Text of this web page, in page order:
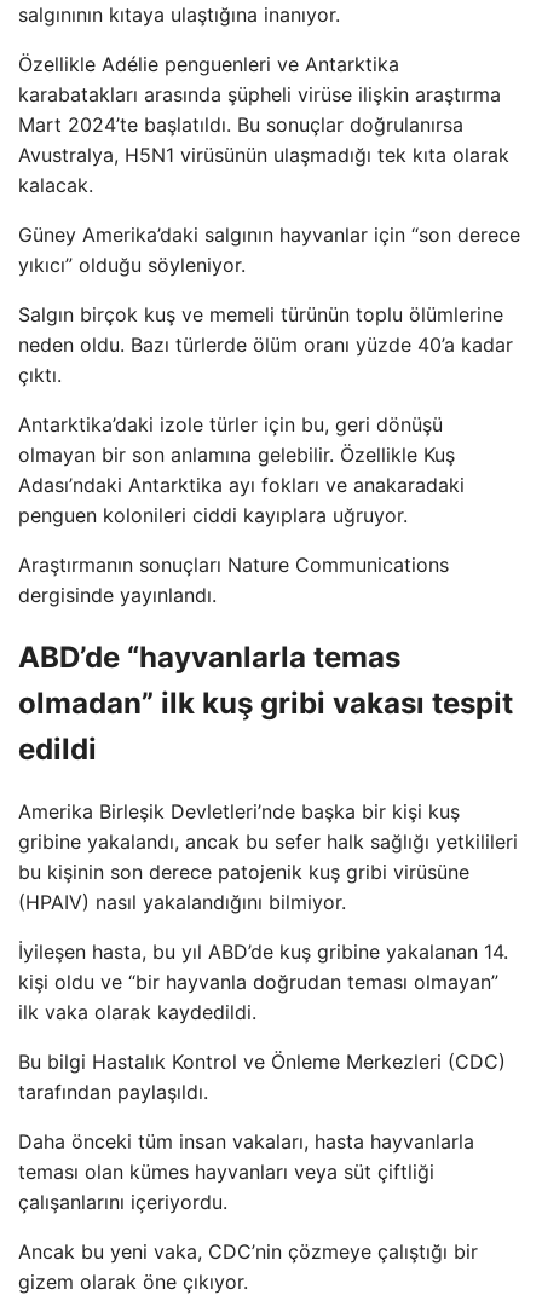
salgınının kıtaya ulaştığına inanıyor.
Özellikle Adélie penguenleri ve Antarktika
karabatakları arasında şüpheli virüse ilişkin araştırma
Mart 2024’te başlatıldı. Bu sonuçlar doğrulanırsa
Avustralya, H5N1 virüsünün ulaşmadığı tek kıta olarak
kalacak.
Güney Amerika’daki salgının hayvanlar için “son derece
yıkıcı” olduğu söyleniyor.
Salgın birçok kuş ve memeli türünün toplu ölümlerine
neden oldu. Bazı türlerde ölüm oranı yüzde 40’a kadar
çıktı.
Antarktika’daki izole türler için bu, geri dönüşü
olmayan bir son anlamına gelebilir. Özellikle Kuş
Adası’ndaki Antarktika ayı fokları ve anakaradaki
penguen kolonileri ciddi kayıplara uğruyor.
Araştırmanın sonuçları Nature Communications
dergisinde yayınlandı.
ABD’de “hayvanlarla temas
olmadan” ilk kuş gribi vakası tespit
edildi
Amerika Birleşik Devletleri’nde başka bir kişi kuş
gribine yakalandı, ancak bu sefer halk sağlığı yetkilileri
bu kişinin son derece patojenik kuş gribi virüsüne
(HPAIV) nasıl yakalandığını bilmiyor.
İyileşen hasta, bu yıl ABD’de kuş gribine yakalanan 14.
kişi oldu ve “bir hayvanla doğrudan teması olmayan”
ilk vaka olarak kaydedildi.
Bu bilgi Hastalık Kontrol ve Önleme Merkezleri (CDC)
tarafından paylaşıldı.
Daha önceki tüm insan vakaları, hasta hayvanlarla
teması olan kümes hayvanları veya süt çiftliği
çalışanlarını içeriyordu.
Ancak bu yeni vaka, CDC’nin çözmeye çalıştığı bir
gizem olarak öne çıkıyor.